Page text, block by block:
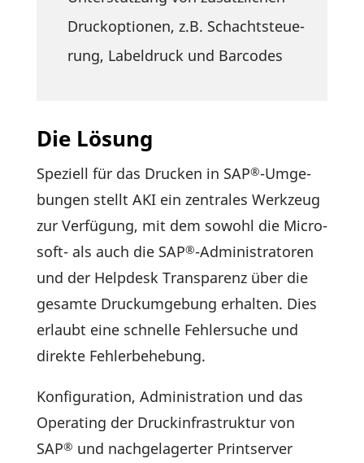
Druck­op­tionen, z.B. Schacht­steue­
rung, Label­druck und Barcodes
Die Lösung
Speziell für das Drucken in SAP®-Umge­
bungen stellt AKI ein zentrales Werk­zeug
zur Verfü­gung, mit dem sowohl die Micro­
soft- als auch die SAP®-Admi­nis­tra­toren
und der Help­desk Trans­pa­renz über die
gesamte Druck­um­ge­bung erhalten. Dies
erlaubt eine schnelle Fehler­suche und
direkte Fehlerbehebung.
Konfi­gu­ra­tion, Admi­nis­tra­tion und das
Opera­ting der Druck­in­fra­struktur von
SAP® und nach­ge­la­gerter Print­server